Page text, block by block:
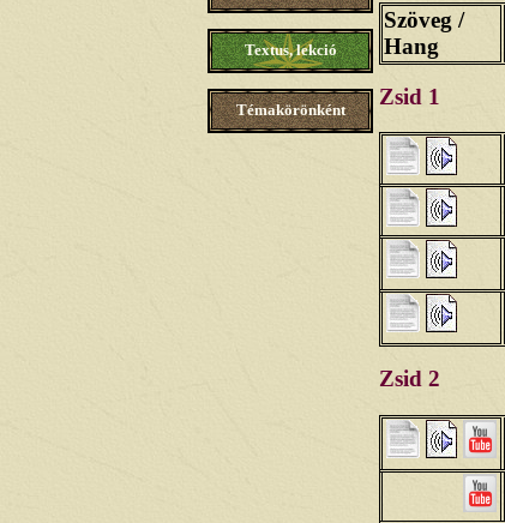
Textus, lekció
Témakörönként
Szöveg /
Hang
Zsid 1
Zsid 2